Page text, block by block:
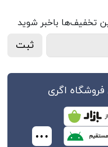
تخفیف‌ها با‌خبر شوید
ثبت
فروشگاه اگری